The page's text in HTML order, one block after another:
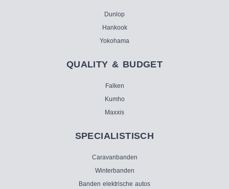
Dunlop
Hankook
Yokohama
QUALITY & BUDGET
Falken
Kumho
Maxxis
SPECIALISTISCH
Caravanbanden
Winterbanden
Banden elektrische autos